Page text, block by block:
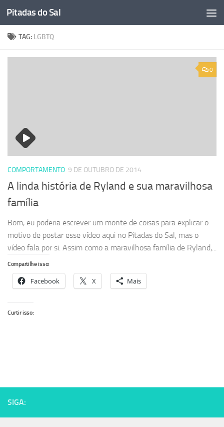
Skip to content
Pitadas do Sal
TAG: LGBTQ
0
COMPORTAMENTO 9 DE OUTUBRO DE 2014
A linda história de Ryland e sua maravilhosa
família
Bom, eu poderia escrever um monte de coisas para explicar o
motivo de postar esse vídeo aqui no Pitadas do Sal, mas o
vídeo fala por si. Assim como a maravilhosa família de Ryland,...
Compartilhe isso:
Facebook X Mais
Curtir isso:
SIGA: